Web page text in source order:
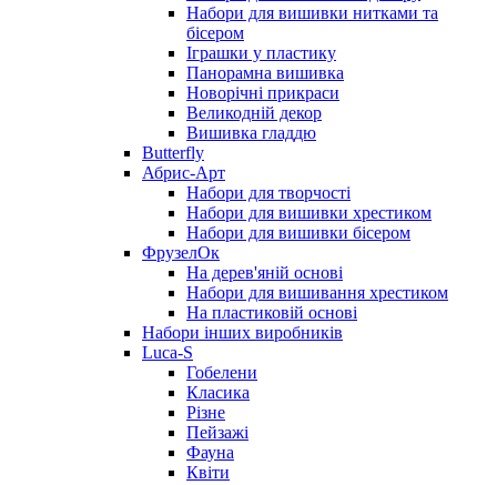
Набори для вишивки нитками та
бісером
Іграшки у пластику
Панорамна вишивка
Новорічні прикраси
Великодній декор
Вишивка гладдю
Butterfly
Абрис-Арт
Набори для творчості
Набори для вишивки хрестиком
Набори для вишивки бісером
ФрузелОк
На дерев'яній основі
Набори для вишивання хрестиком
На пластиковій основі
Набори інших виробників
Luca-S
Гобелени
Класика
Різне
Пейзажі
Фауна
Квіти